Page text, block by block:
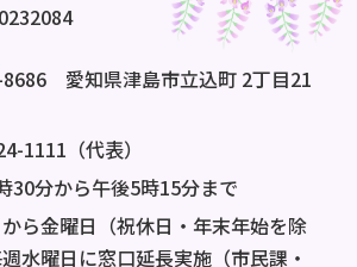
8686 愛知県津島市立込町 2丁目21
1111（代表）
30分から午後5時15分まで
ら金曜日（祝休日・年末年始を除
水曜日に窓口延長実施（市民課・